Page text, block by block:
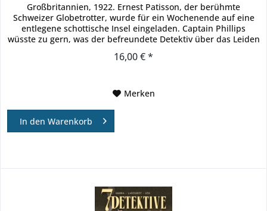
Großbritannien, 1922. Ernest Patisson, der berühmte
Schweizer Globetrotter, wurde für ein Wochenende auf eine
entlegene schottische Insel eingeladen. Captain Phillips
wüsste zu gern, was der befreundete Detektiv über das Leiden
16,00 € *
Merken
In den Warenkorb